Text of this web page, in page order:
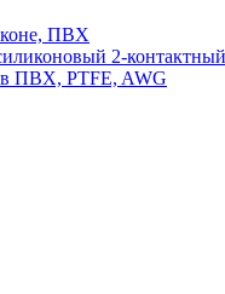
ПВХ
2-
ПВХ, PTFE, AWG